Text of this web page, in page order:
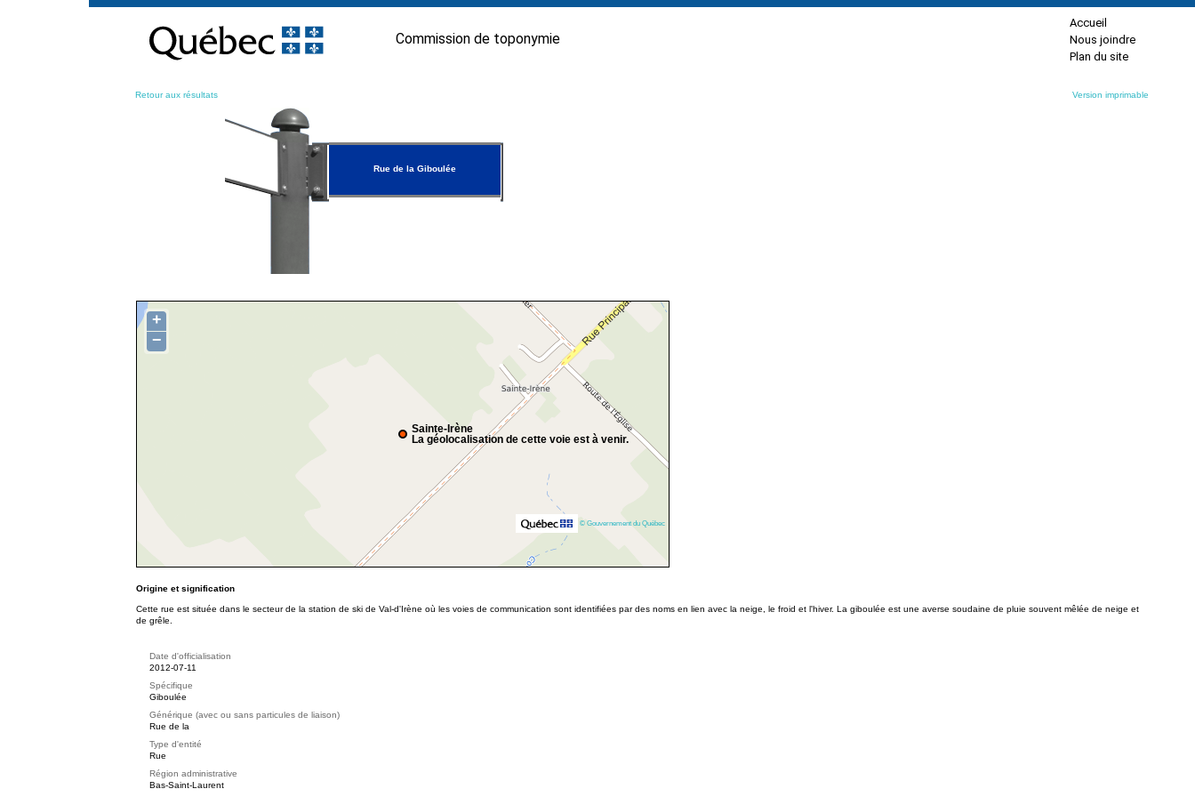
contenu
Commission de toponymie
Accueil
Nous joindre
Plan du site
Retour aux résultats Version imprimable
Rue de la Giboulée
Sainte-Irène
La géolocalisation de cette voie est à venir.
+
−
© Gouvernement du Québec
Origine et signification
Cette rue est située dans le secteur de la station de ski de Val-d'Irène où les voies de communication sont identifiées par des noms en lien avec la neige, le froid et l'hiver. La giboulée est une averse soudaine de pluie souvent mêlée de neige et
de grêle.
Date d'officialisation
2012-07-11
Spécifique
Giboulée
Générique (avec ou sans particules de liaison)
Rue de la
Type d'entité
Rue
Région administrative
Bas-Saint-Laurent